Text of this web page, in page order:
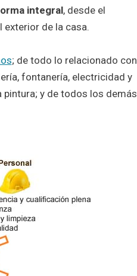
integral, desde el
de la casa.
; de todo lo relacionado con
fontanería, electricidad y
pintura; y de todos los demás